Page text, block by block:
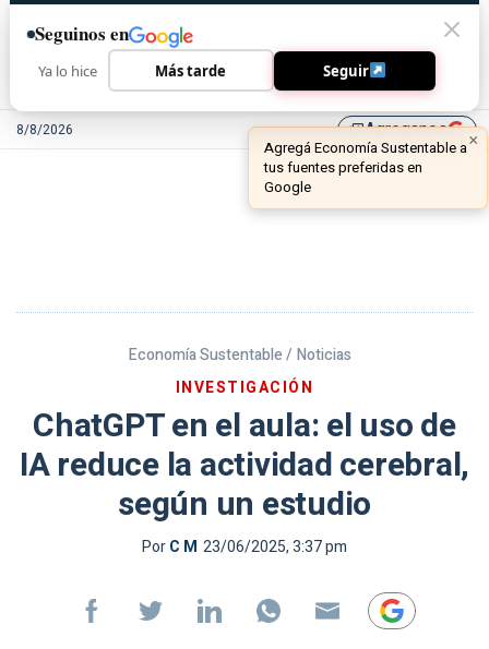
8/8/2026 library_addAgreganos
Economía Sustentable / Noticias
INVESTIGACIÓN
ChatGPT en el aula: el uso de
IA reduce la actividad cerebral,
según un estudio
PorC M 23/06/2025, 3:37 pm
Seguinos en
Ya lo hice Más tarde Seguir